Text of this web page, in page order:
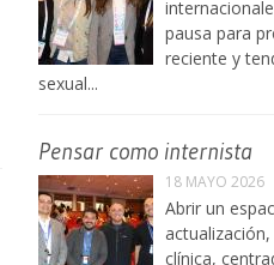
pausa para
reciente y
sexual...
Pensar como internista
18 MAYO 2026
Abrir un
clínica,